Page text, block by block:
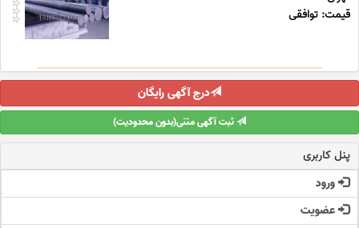
قیمت: توافقی
درج آگهی رایگان
ثبت آگهی متنی(بدون محدودیت)
پنل کاربری
ورود
عضویت